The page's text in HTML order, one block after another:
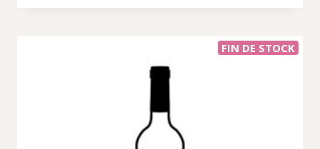
FIN DE STOCK